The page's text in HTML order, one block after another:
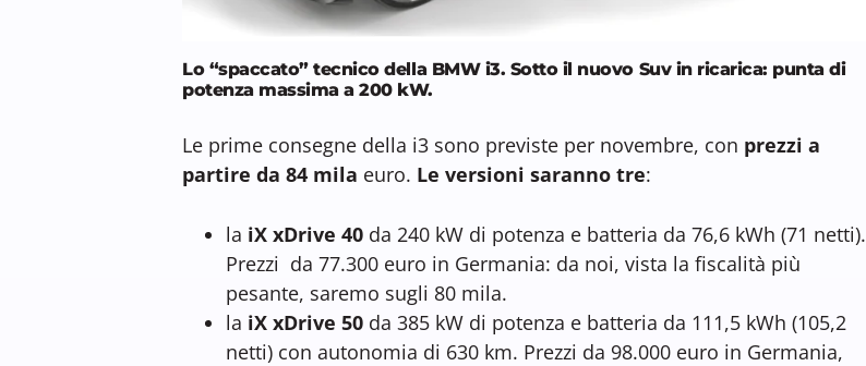
Lo “spaccato” tecnico della BMW i3. Sotto il nuovo Suv in ricarica: punta di
potenza massima a 200 kW.
Le prime consegne della i3 sono previste per novembre, con prezzi a
partire da 84 mila euro. Le versioni saranno tre:
la iX xDrive 40 da 240 kW di potenza e batteria da 76,6 kWh (71 netti).
Prezzi da 77.300 euro in Germania: da noi, vista la fiscalità più
pesante, saremo sugli 80 mila.
la iX xDrive 50 da 385 kW di potenza e batteria da 111,5 kWh (105,2
netti) con autonomia di 630 km. Prezzi da 98.000 euro in Germania,